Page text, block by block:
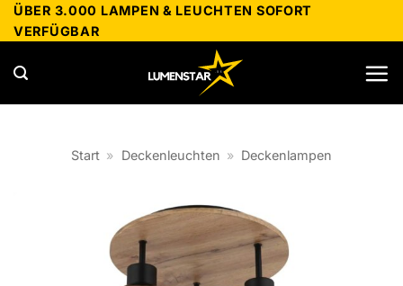
Zum
Inhalt
springen
ÜBER 3.000 LAMPEN & LEUCHTEN SOFORT
VERFÜGBAR
Start » Deckenleuchten » Deckenlampen